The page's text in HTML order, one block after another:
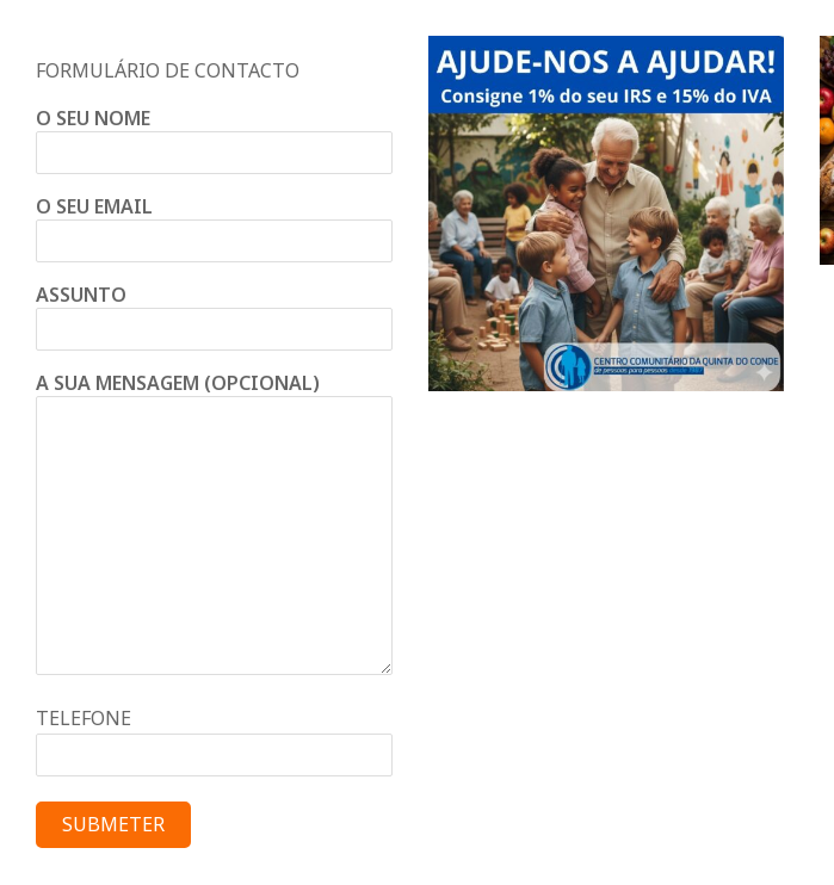
i
n
t
a
d
n
d
e
FORMULÁRIO DE CONTACTO
O SEU NOME
O SEU EMAIL
ASSUNTO
A SUA MENSAGEM (OPCIONAL)
TELEFONE